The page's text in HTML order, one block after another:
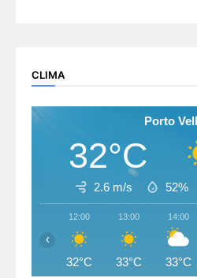
CLIMA
Porto
32°C
2.6 m/s 52%
12:00
32°C
13:00
33°C
14:00
33°C
‹